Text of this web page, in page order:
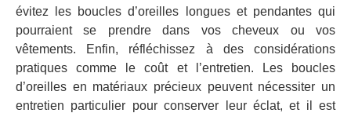
évitez les boucles d’oreilles longues et pendantes qui
pourraient se prendre dans vos cheveux ou vos
vêtements. Enfin, réfléchissez à des considérations
pratiques comme le coût et l’entretien. Les boucles
d’oreilles en matériaux précieux peuvent nécessiter un
entretien particulier pour conserver leur éclat, et il est